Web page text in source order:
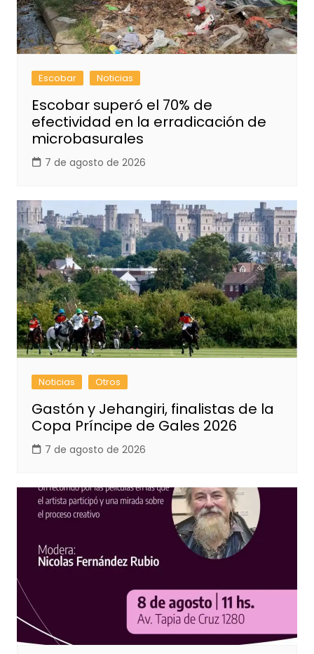
Escobar Noticias
Escobar superó el 70% de
efectividad en la erradicación de
microbasurales
7 de agosto de 2026
Noticias Otros
Gastón y Jehangiri, finalistas de la
Copa Príncipe de Gales 2026
7 de agosto de 2026